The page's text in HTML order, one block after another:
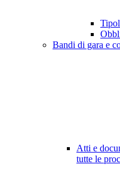
Bandi di gara e
Atti e
tutte le